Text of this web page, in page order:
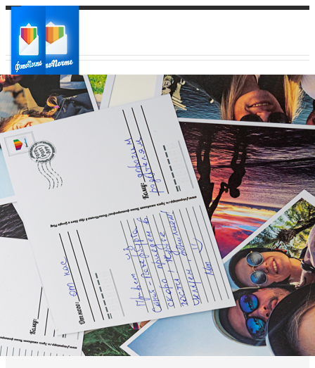
Ваш город:
Ваш регион доставки
Выберите из списка: